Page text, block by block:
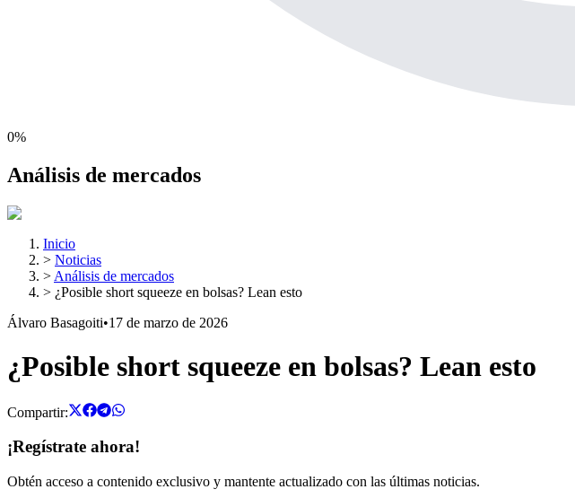
0%
Análisis de mercados
Inicio
> Noticias
> Análisis de mercados
> ¿Posible short squeeze en bolsas? Lean esto
Álvaro Basagoiti•17 de marzo de 2026
¿Posible short squeeze en bolsas? Lean esto
Compartir:
¡Regístrate ahora!
Obtén acceso a contenido exclusivo y mantente actualizado con las últimas noticias.